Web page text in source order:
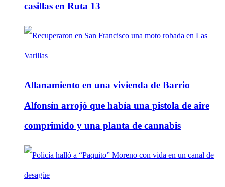
casillas en Ruta 13
Allanamiento en una vivienda de Barrio
Alfonsín arrojó que había una pistola de aire
comprimido y una planta de cannabis